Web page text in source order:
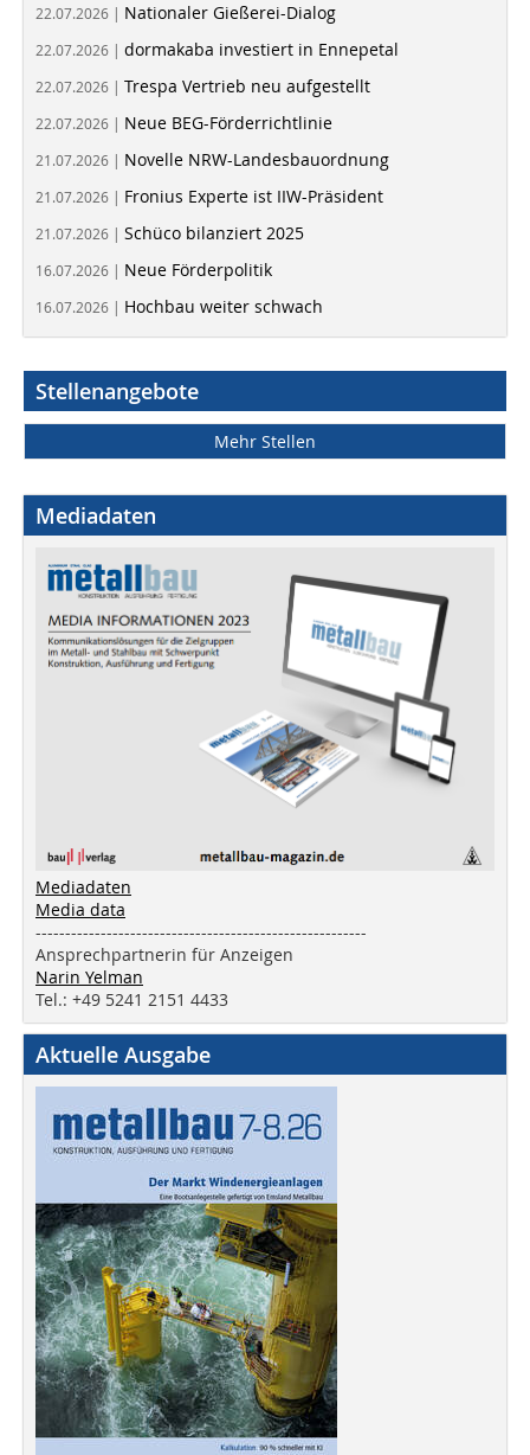
22.07.2026 | Nationaler Gießerei-Dialog
22.07.2026 | dormakaba investiert in Ennepetal
22.07.2026 | Trespa Vertrieb neu aufgestellt
22.07.2026 | Neue BEG-Förderrichtlinie
21.07.2026 | Novelle NRW-Landesbauordnung
21.07.2026 | Fronius Experte ist IIW-Präsident
21.07.2026 | Schüco bilanziert 2025
16.07.2026 | Neue Förderpolitik
16.07.2026 | Hochbau weiter schwach
Stellenangebote
Mehr Stellen
Mediadaten
Mediadaten
Media data
--------------------------------------------------------
Ansprechpartnerin für Anzeigen
Narin Yelman
Tel.: +49 5241 2151 4433
Aktuelle Ausgabe